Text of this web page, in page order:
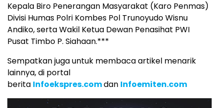
Kepala Biro Penerangan Masyarakat (Karo Penmas)
Divisi Humas Polri Kombes Pol Trunoyudo Wisnu
Andiko, serta Wakil Ketua Dewan Penasihat PWI
Pusat Timbo P. Siahaan.***
Sempatkan juga untuk membaca artikel menarik
lainnya, di portal
berita Infoekspres.comdan Infoemiten.com